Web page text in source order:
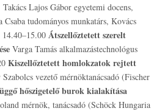
Lajos Gábor egyetemi docens,
tudományos munkatárs, Kovács
Átszellőztetett szerelt
Varga Tamás alkalmazástechnológus
Kiszellőztetett homlokzatok rejtett
vezető mérnöktanácsadó (Fischer
hőszigetelő burok kialakítása
mérnök, tanácsadó (Schöck Hungaria